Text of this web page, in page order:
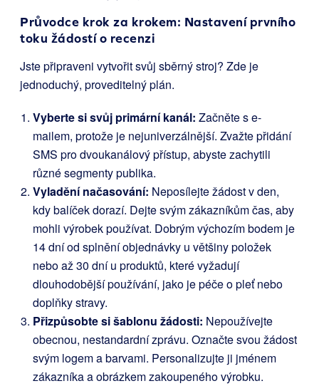
Průvodce krok za krokem: Nastavení prvního
toku žádostí o recenzi
Jste připraveni vytvořit svůj sběrný stroj? Zde je
jednoduchý, proveditelný plán.
Vyberte si svůj primární kanál: Začněte s e-
mailem, protože je nejuniverzálnější. Zvažte přidání
SMS pro dvoukanálový přístup, abyste zachytili
různé segmenty publika.
Vyladění načasování: Neposílejte žádost v den,
kdy balíček dorazí. Dejte svým zákazníkům čas, aby
mohli výrobek používat. Dobrým výchozím bodem je
14 dní od splnění objednávky u většiny položek
nebo až 30 dní u produktů, které vyžadují
dlouhodobější používání, jako je péče o pleť nebo
doplňky stravy.
Přizpůsobte si šablonu žádosti: Nepoužívejte
obecnou, nestandardní zprávu. Označte svou žádost
svým logem a barvami. Personalizujte ji jménem
zákazníka a obrázkem zakoupeného výrobku.